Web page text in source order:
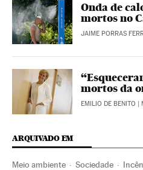
Onda de
mortos no
JAIME PORRAS
mortos da
EMILIO DE BENITO |
ARQUIVADO EM
Meio ambiente Sociedade